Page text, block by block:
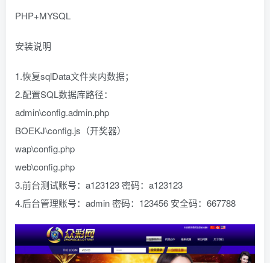
PHP+MYSQL
安装说明
1.恢复sqlData文件夹内数据；
2.配置SQL数据库路径：
admin\config.admin.php
BOEKJ\config.js（开奖器）
wap\config.php
web\config.php
3.前台测试账号：a123123 密码：a123123
4.后台管理账号：admin 密码：123456 安全码：667788